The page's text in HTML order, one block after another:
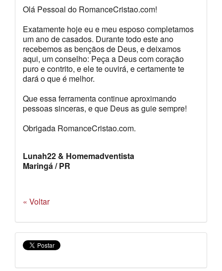
Olá Pessoal do RomanceCristao.com!
Exatamente hoje eu e meu esposo completamos
um ano de casados. Durante todo este ano
recebemos as bençãos de Deus, e deixamos
aqui, um conselho: Peça a Deus com coração
puro e contrito, e ele te ouvirá, e certamente te
dará o que é melhor.
Que essa ferramenta continue aproximando
pessoas sinceras, e que Deus as guie sempre!
Obrigada RomanceCristao.com.
Lunah22 & Homemadventista
Maringá / PR
« Voltar